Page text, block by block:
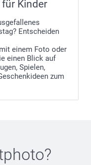
Kinder
Entscheiden
einem Foto oder
einen Blick auf
Spielen,
zum
?